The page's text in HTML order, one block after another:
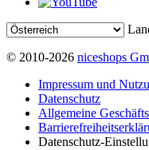
© 2010-2026 niceshops
Impressum und
Datenschutz
Allgemeine
Datenschutz-